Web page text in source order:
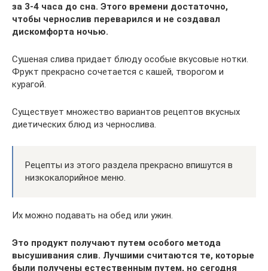
за 3-4 часа до сна. Этого времени достаточно,
чтобы чернослив переварился и не создавал
дискомфорта ночью.
Сушеная слива придает блюду особые вкусовые нотки.
Фрукт прекрасно сочетается с кашей, творогом и
курагой.
Существует множество вариантов рецептов вкусных
диетических блюд из чернослива.
Рецепты из этого раздела прекрасно впишутся в
низкокалорийное меню.
Их можно подавать на обед или ужин.
Это продукт получают путем особого метода
высушивания слив. Лучшими считаются те, которые
были получены естественным путем, но сегодня